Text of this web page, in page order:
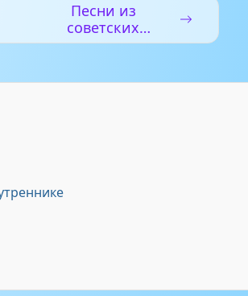
2:24
Песни из
советских
мультфильмов